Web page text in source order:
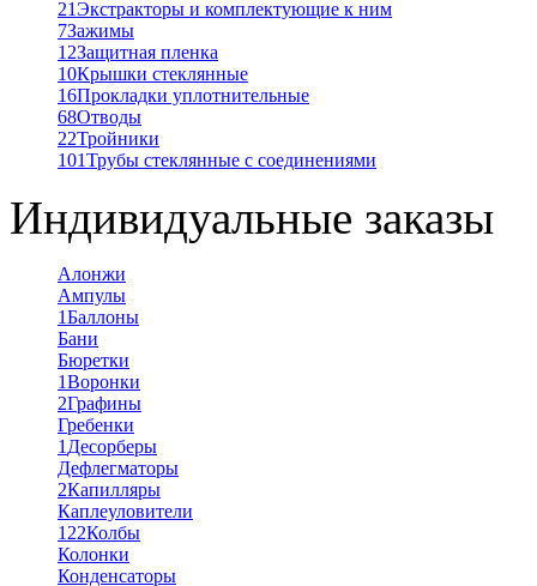
21Экстракторы и комплектующие к ним
7Зажимы
12Защитная пленка
10Крышки стеклянные
16Прокладки уплотнительные
68Отводы
22Тройники
101Трубы стеклянные с соединениями
Индивидуальные заказы
Алонжи
Ампулы
1Баллоны
Бани
Бюретки
1Воронки
2Графины
Гребенки
1 Десорберы
Дефлегматоры
2Капилляры
Каплеуловители
122Колбы
Колонки
Конденсаторы